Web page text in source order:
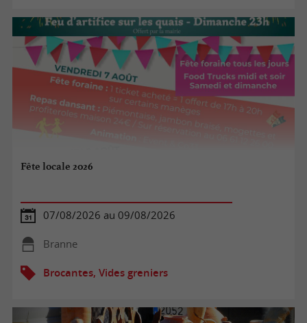
Fête locale 2026
07/08/2026 au 09/08/2026
Branne
Brocantes, Vides greniers